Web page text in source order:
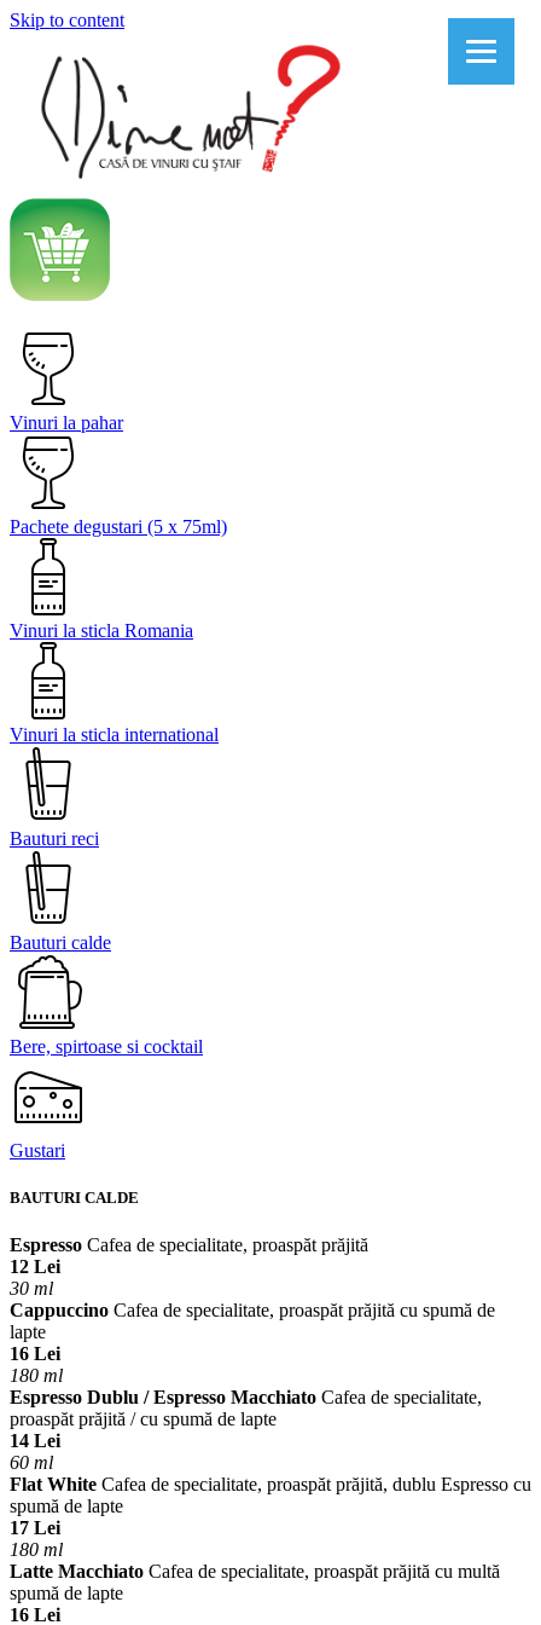
Skip to content
Vinuri la pahar
Pachete degustari (5 x 75ml)
Vinuri la sticla Romania
Vinuri la sticla international
Bauturi reci
Bauturi calde
Bere, spirtoase si cocktail
Gustari
BAUTURI CALDE
Espresso Cafea de specialitate, proaspăt prăjită
12 Lei
30 ml
Cappuccino Cafea de specialitate, proaspăt prăjită cu spumă de
lapte
16 Lei
180 ml
Espresso Dublu / Espresso Macchiato Cafea de specialitate,
proaspăt prăjită / cu spumă de lapte
14 Lei
60 ml
Flat White Cafea de specialitate, proaspăt prăjită, dublu Espresso cu
spumă de lapte
17 Lei
180 ml
Latte Macchiato Cafea de specialitate, proaspăt prăjită cu multă
spumă de lapte
16 Lei